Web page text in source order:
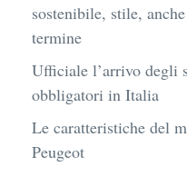
sostenibile, stile,
termine
Ufficiale l’arrivo degli
obbligatori in Italia
Le caratteristiche del
Peugeot